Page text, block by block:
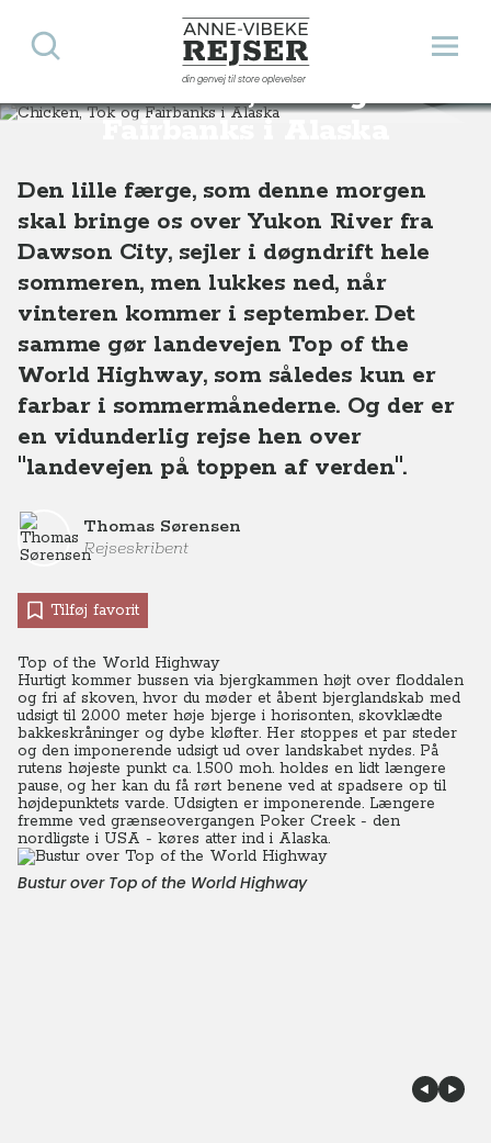
Anne-Vibeke Rejser
din genvej til store oplevelser
Åbn
Søg
Chicken, Tok og
Fairbanks i Alaska
Destinationer Nordamerika USA Alaska Chicken, Tok og Fairbanks i Alaska
Den lille færge, som denne morgen
skal bringe os over Yukon River fra
Dawson City, sejler i døgndrift hele
sommeren, men lukkes ned, når
vinteren kommer i september. Det
samme gør landevejen Top of the
World Highway, som således kun er
farbar i sommermånederne. Og der er
en vidunderlig rejse hen over
"landevejen på toppen af verden".
Thomas Sørensen
Rejseskribent
Tilføj favorit
Top of the World Highway
Hurtigt kommer bussen via bjergkammen højt over floddalen
og fri af skoven, hvor du møder et åbent bjerglandskab med
udsigt til 2.000 meter høje bjerge i horisonten, skovklædte
bakkeskråninger og dybe kløfter. Her stoppes et par steder
og den imponerende udsigt ud over landskabet nydes. På
rutens højeste punkt ca. 1.500 moh. holdes en lidt længere
pause, og her kan du få rørt benene ved at spadsere op til
højdepunktets varde. Udsigten er imponerende. Længere
fremme ved grænseovergangen Poker Creek - den
nordligste i USA - køres atter ind i Alaska.
Bustur over Top of the World Highway